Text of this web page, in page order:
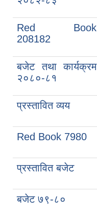
Red Book
208182
बजेट तथा कार्यक्रम
२०८०-८१
प्रस्तावित व्यय
Red Book 7980
प्रस्तावित बजेट
बजेट ७९-८०